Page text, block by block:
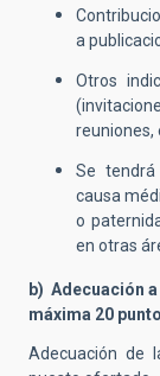
a
Otros
reuniones,
Se
causa
o
en otras
b) Adecuación
máxima 20
Adecuación de